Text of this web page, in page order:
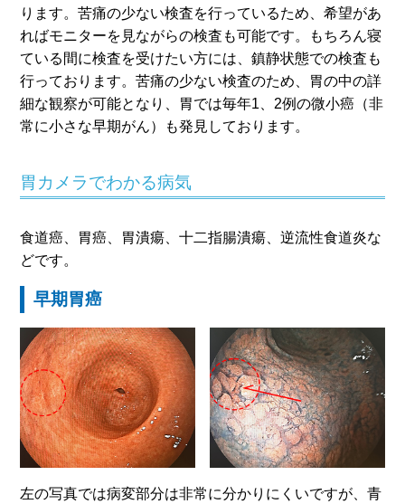
ります。苦痛の少ない検査を行っているため、希望があ
ればモニターを見ながらの検査も可能です。もちろん寝
ている間に検査を受けたい方には、鎮静状態での検査も
行っております。苦痛の少ない検査のため、胃の中の詳
細な観察が可能となり、胃では毎年1、2例の微小癌（非
常に小さな早期がん）も発見しております。
胃カメラでわかる病気
食道癌、胃癌、胃潰瘍、十二指腸潰瘍、逆流性食道炎な
どです。
早期胃癌
左の写真では病変部分は非常に分かりにくいですが、青